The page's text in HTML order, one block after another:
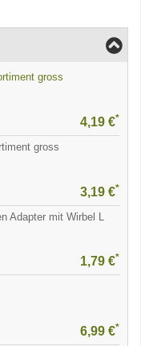
gross
4,19 €*
gross
3,19 €*
Adapter mit Wirbel L
1,79 €*
6,99 €*